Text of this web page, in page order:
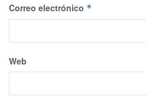
Correo electrónico *
Web